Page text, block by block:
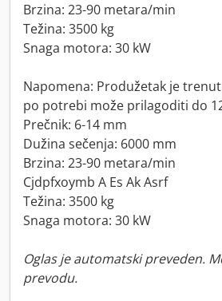
Brzina: 23-90 metara/min
Težina: 3500 kg
Snaga motora: 30 kW
Napomena: Produžetak je
po potrebi može prilagoditi do
Prečnik: 6-14 mm
Dužina sečenja: 6000 mm
Brzina: 23-90 metara/min
Cjdpfxoymb A Es Ak Asrf
Težina: 3500 kg
Snaga motora: 30 kW
Oglas je automatski preveden.
prevodu.